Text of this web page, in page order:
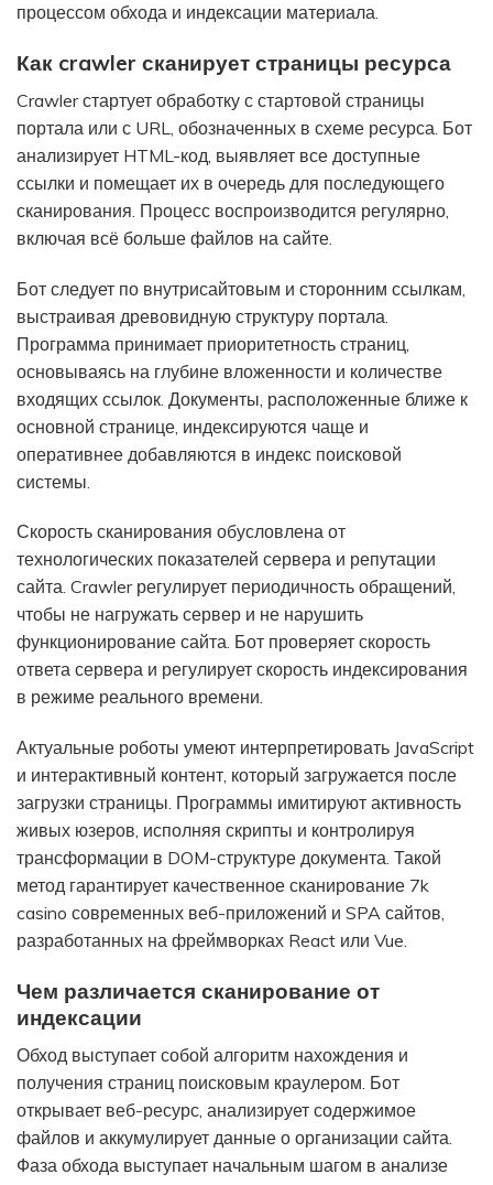
процессом обхода и индексации материала.
Как crawler сканирует страницы ресурса
Crawler стартует обработку с стартовой страницы
портала или с URL, обозначенных в схеме ресурса. Бот
анализирует HTML-код, выявляет все доступные
ссылки и помещает их в очередь для последующего
сканирования. Процесс воспроизводится регулярно,
включая всё больше файлов на сайте.
Бот следует по внутрисайтовым и сторонним ссылкам,
выстраивая древовидную структуру портала.
Программа принимает приоритетность страниц,
основываясь на глубине вложенности и количестве
входящих ссылок. Документы, расположенные ближе к
основной странице, индексируются чаще и
оперативнее добавляются в индекс поисковой
системы.
Скорость сканирования обусловлена от
технологических показателей сервера и репутации
сайта. Crawler регулирует периодичность обращений,
чтобы не нагружать сервер и не нарушить
функционирование сайта. Бот проверяет скорость
ответа сервера и регулирует скорость индексирования
в режиме реального времени.
Актуальные роботы умеют интерпретировать JavaScript
и интерактивный контент, который загружается после
загрузки страницы. Программы имитируют активность
живых юзеров, исполняя скрипты и контролируя
трансформации в DOM-структуре документа. Такой
метод гарантирует качественное сканирование 7k
casino современных веб-приложений и SPA сайтов,
разработанных на фреймворках React или Vue.
Чем различается сканирование от
индексации
Обход выступает собой алгоритм нахождения и
получения страниц поисковым краулером. Бот
открывает веб-ресурс, анализирует содержимое
файлов и аккумулирует данные о организации сайта.
Фаза обхода выступает начальным шагом в анализе